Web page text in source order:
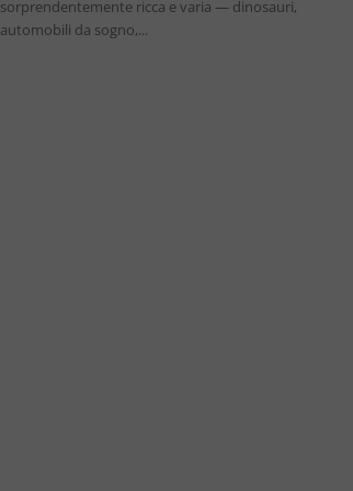
sorprendentemente ricca e varia — dinosauri,
automobili da sogno,...